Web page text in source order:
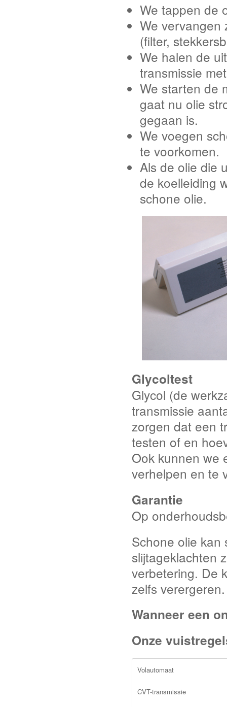
We tappen de
We vervangen
(filter,
We halen de
transmissie
We starten de
gaat nu olie
gegaan is.
We voegen
te voorkomen.
Als de olie die
de koelleiding
schone olie.
Glycoltest
Glycol (de
transmissie
zorgen dat een
testen of en
Ook kunnen we
verhelpen en te
Garantie
Op
Schone olie kan
slijtageklachten
verbetering. De
zelfs verergeren.
Wanneer een
Onze
Volautomaat
CVT-transmissie